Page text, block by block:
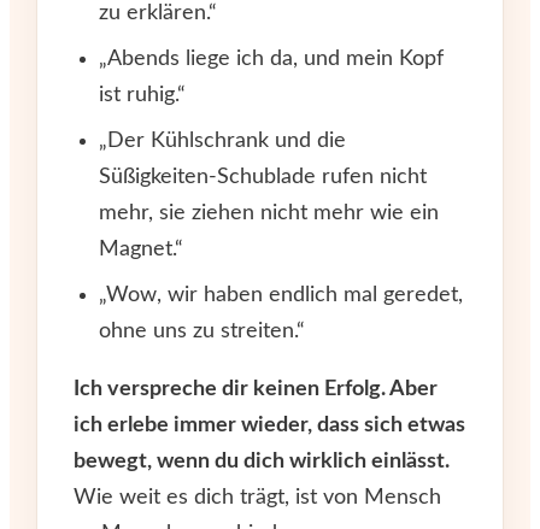
zu erklären.“
„Abends liege ich da, und mein Kopf
ist ruhig.“
„Der Kühlschrank und die
Süßigkeiten-Schublade rufen nicht
mehr, sie ziehen nicht mehr wie ein
Magnet.“
„Wow, wir haben endlich mal geredet,
ohne uns zu streiten.“
Ich verspreche dir keinen Erfolg. Aber
ich erlebe immer wieder, dass sich etwas
bewegt, wenn du dich wirklich einlässt.
Wie weit es dich trägt, ist von Mensch